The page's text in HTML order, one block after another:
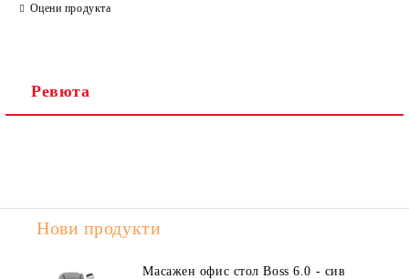
Оцени продукта
Ревюта
Нови продукти
Масажен офис стол Boss 6.0 - сив